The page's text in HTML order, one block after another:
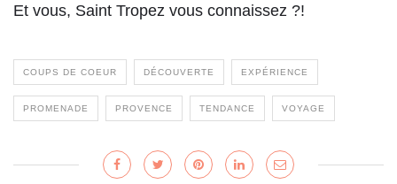
Et vous, Saint Tropez vous connaissez ?!
COUPS DE COEUR DÉCOUVERTE EXPÉRIENCE
PROMENADE PROVENCE TENDANCE VOYAGE